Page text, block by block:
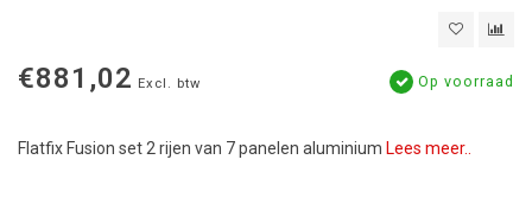
€881,02 Excl. btw Op voorraad
Flatfix Fusion set 2 rijen van 7 panelen aluminium Lees meer..